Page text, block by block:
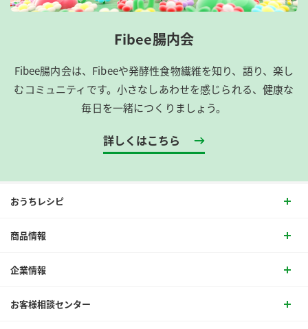
Fibee腸内会
Fibee腸内会は、​Fibeeや発酵性食物繊維を知り、語り、楽し
むコミュニティです。​小さなしあわせを感じられる、健康な
毎日を一緒につくりましょう。
詳しくはこちら
おうちレシピ
商品情報
企業情報
お客様相談センター